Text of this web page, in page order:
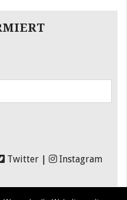
Twitter Instagram